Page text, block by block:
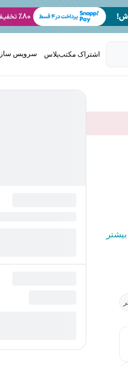
اشتراک مکتب‌پلاس سرویس
بیشتر